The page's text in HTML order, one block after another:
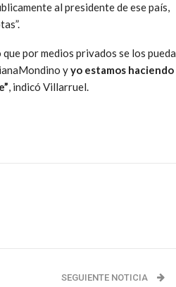
al presidente de ese país,
por medios privados se los pueda
yyo estamos haciendo
, indicó Villarruel.
SEGUIENTE NOTICIA